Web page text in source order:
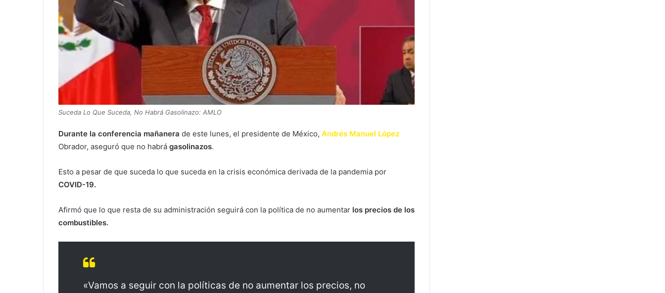
Suceda Lo Que Suceda, No Habrá Gasolinazo: AMLO
Durante la conferencia mañanera de este lunes, el presidente de México, Andrés Manuel López
Obrador, aseguró que no habrá gasolinazos.
Esto a pesar de que suceda lo que suceda en la crisis económica derivada de la pandemia por
COVID-19.
Afirmó que lo que resta de su administración seguirá con la política de no aumentar los precios de los
combustibles.
«Vamos a seguir con la políticas de no aumentar los precios, no